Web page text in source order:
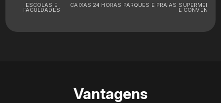
ESCOLAS E
FACULDADES
CAIXAS 24 HORAS PARQUES E PRAIAS
E
Vantagens